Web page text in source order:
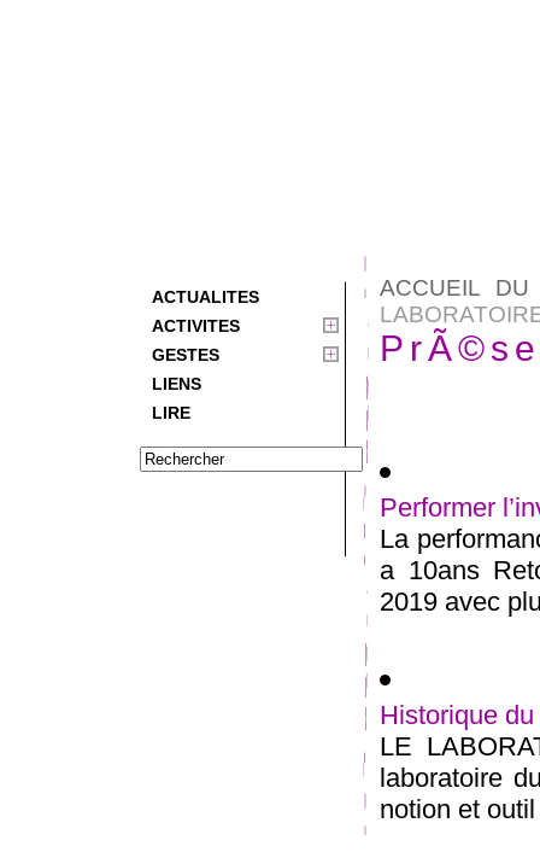
ACTUALITES
ACTIVITES
GESTES
LIENS
LIRE
ACCUEIL DU
Performer
La
a 10ans
2019 avec
Historique
LE
laboratoire
notion et